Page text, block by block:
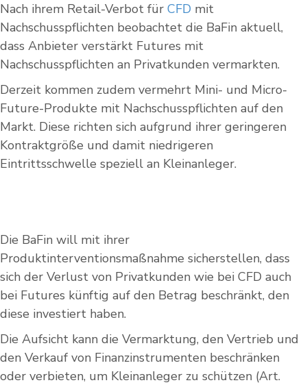
Nach ihrem Retail-Verbot für CFD mit
Nachschusspflichten beobachtet die BaFin aktuell,
dass Anbieter verstärkt Futures mit
Nachschusspflichten an Privatkunden vermarkten.
Derzeit kommen zudem vermehrt Mini- und Micro-
Future-Produkte mit Nachschusspflichten auf den
Markt. Diese richten sich aufgrund ihrer geringeren
Kontraktgröße und damit niedrigeren
Eintrittsschwelle speziell an Kleinanleger.
Die BaFin will mit ihrer
Produktinterventionsmaßnahme sicherstellen, dass
sich der Verlust von Privatkunden wie bei CFD auch
bei Futures künftig auf den Betrag beschränkt, den
diese investiert haben.
Die Aufsicht kann die Vermarktung, den Vertrieb und
den Verkauf von Finanzinstrumenten beschränken
oder verbieten, um Kleinanleger zu schützen (Art.